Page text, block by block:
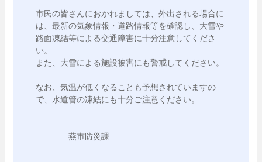
市民の皆さんにおかれましては、外出される場合に
は、最新の気象情報・道路情報等を確認し、大雪や
路面凍結等による交通障害に十分注意してくださ
い。
また、大雪による施設被害にも警戒してください。
なお、気温が低くなることも予想されていますの
で、水道管の凍結にも十分ご注意ください。
燕市防災課